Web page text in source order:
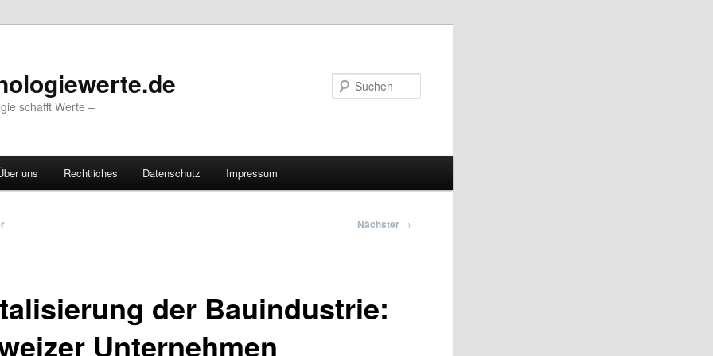
schafft Werte –
uns Rechtliches Datenschutz Impressum
Nächster →
der Bauindustrie:
Unternehmen